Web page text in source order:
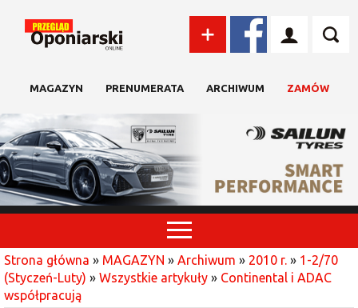
MAGAZYN PRENUMERATA ARCHIWUM ZAMÓW
Strona główna » MAGAZYN » Archiwum » 2010 r. » 1-2/70
(Styczeń-Luty) » Wszystkie artykuły » Continental i ADAC
współpracują